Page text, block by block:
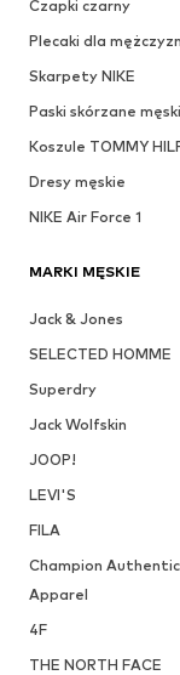
Czapki czarny
Plecaki dla mężczyzn
Skarpety NIKE
Paski skórzane
Koszule TOMMY
Dresy męskie
NIKE Air Force 1
MARKI MĘSKIE
Jack & Jones
SELECTED HOMME
Superdry
Jack Wolfskin
JOOP!
LEVI'S
FILA
Champion
Apparel
4F
THE NORTH FACE